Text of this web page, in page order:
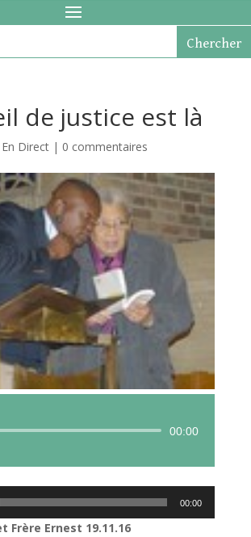
de justice est là
En Direct| 0 commentaires
Lecteur
00:00
00:00
Frère Ernest 19.11.16